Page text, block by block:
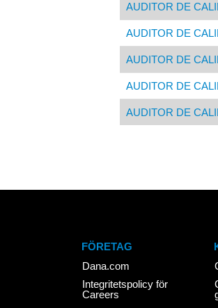
AUDITOR DE
AUDITOR DE
AUDITOR DE
AUDITOR DE
AUDITOR DE
FÖRETAG
Dana.com
Integritetspolicy för
Careers